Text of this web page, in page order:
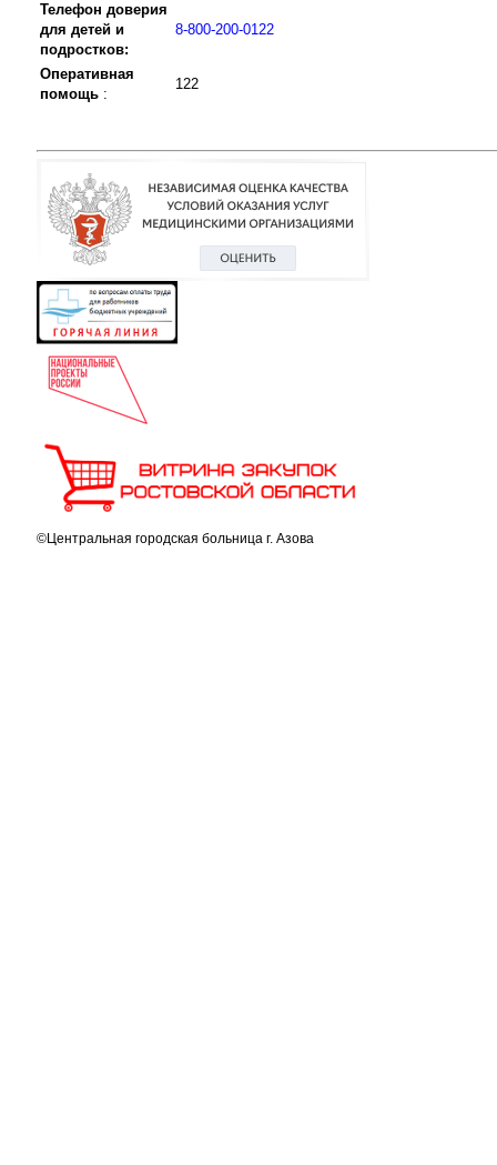
Телефон доверия
для детей и
подростков:
8-800-200-0122
Оперативная
помощь :
122
©Центральная городская больница г. Азова